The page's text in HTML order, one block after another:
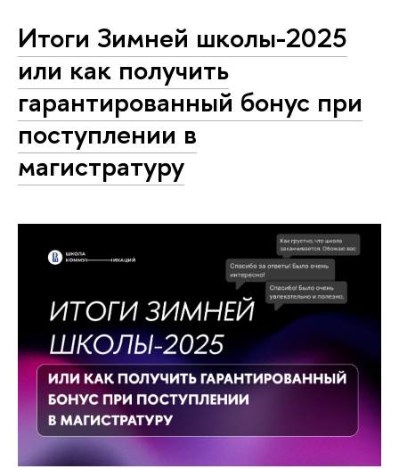
Итоги Зимней школы-2025
или как получить
гарантированный бонус при
поступлении в
магистратуру